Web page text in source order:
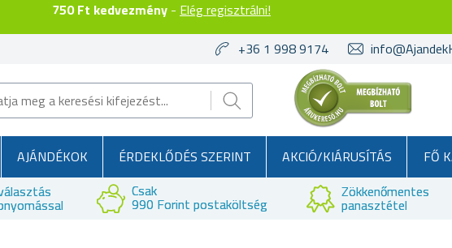
750 Ft kedvezmény - Elég regisztrálni!
+36 1 998 9174
AJÁNDÉKOK ÉRDEKLŐDÉS SZERINT AKCIÓ/KIÁRUSÍTÁS FŐ
Csak
990 Forint postaköltség
Zökkenőmentes
panasztétel